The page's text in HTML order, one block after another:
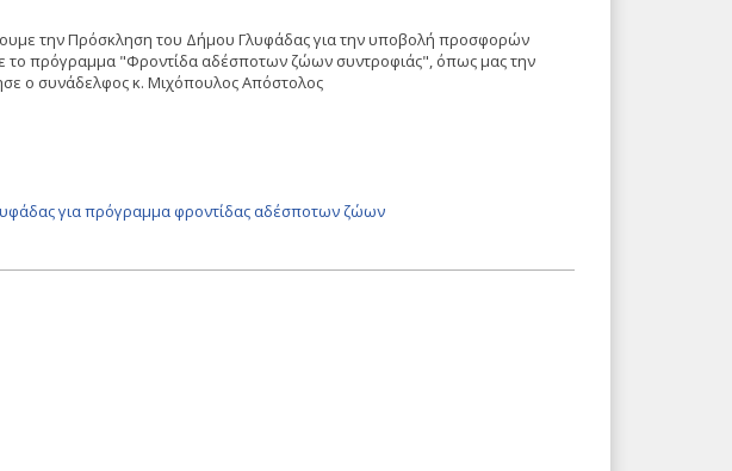
την Πρόσκληση του Δήμου Γλυφάδας για την υποβολή προσφορών
το πρόγραμμα "Φροντίδα αδέσποτων ζώων συντροφιάς", όπως μας την
ο συνάδελφος κ. Μιχόπουλος Απόστολος
για πρόγραμμα φροντίδας αδέσποτων ζώων